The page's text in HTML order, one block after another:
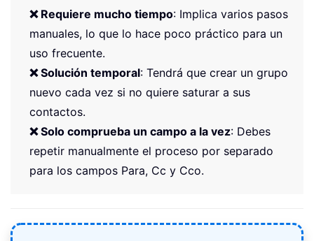
❌ Requiere mucho tiempo: Implica varios pasos
manuales, lo que lo hace poco práctico para un
uso frecuente.
❌ Solución temporal: Tendrá que crear un grupo
nuevo cada vez si no quiere saturar a sus
contactos.
❌ Solo comprueba un campo a la vez: Debes
repetir manualmente el proceso por separado
para los campos Para, Cc y Cco.